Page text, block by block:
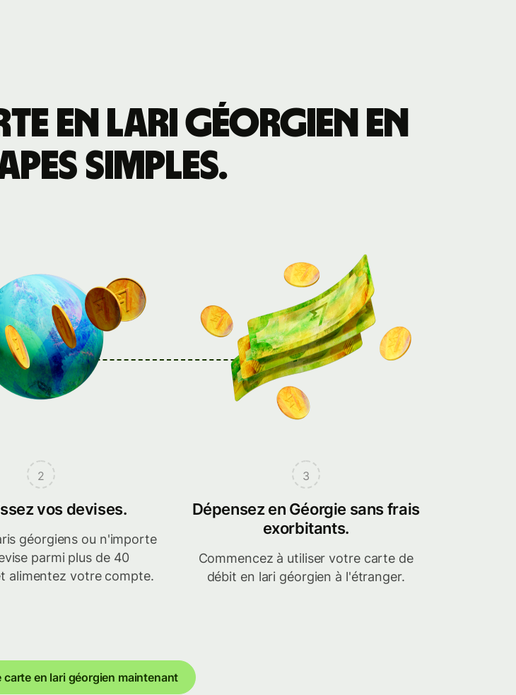
en lari géorgien en
simples.
2
vos devises.
géorgiens ou n'importe
parmi plus de 40
alimentez votre compte.
3
Dépensez en Géorgie sans frais
exorbitants.
Commencez à utiliser votre carte de
débit en lari géorgien à l'étranger.
carte en lari géorgien maintenant